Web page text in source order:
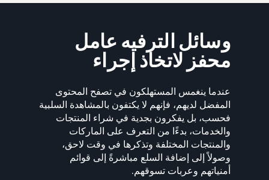
وسائل الترفيه عامل
محفز لاتخاذ إجراء
عندما ينغمس المستهلكون في تصفح المحتوى
المفضل لديهم، فإنهم لا يكتفون بالمشاهدة السلبية
فحسب، بل يفكرون بجدية في شراء المنتجات
والخدمات، بدءًا من التعرف على الماركات
والمنتجات المختلفة وتذكرها في وقت لاحق،
وصولاً إلى إضافة السلع مباشرةً إلى قوائم
أمنياتهم وعربات تسوقهم.